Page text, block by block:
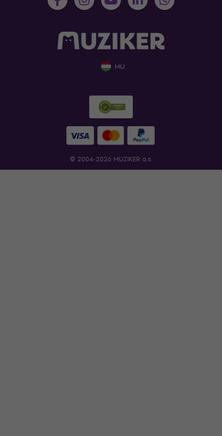
HU
© 2004-2026 MUZIKER a.s.